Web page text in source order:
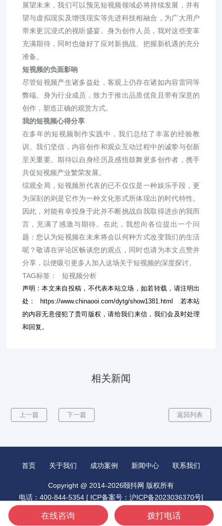
展望未来，我们可以预见短视频领域必将持续发展，并有
望与虚拟现实及增强现实等先进科技相融合，为广大用户
带来更沉浸式的视听盛宴。身为创作人员，我对这些变革
充满期待，同时也做好了应对新挑战、把握新机遇的充分
准备。
短视频的负面影响
尽管短视频产生诸多益处，客观上仍存在诸如内容雷同等
弊端。身为行业成员，致力于推出品质优良且带有深意的
创作，塑造正确的观赏方式。
我的短视频心得分享
在多年的短视频制作实践中，我们总结了丰富的经验教
训。我们坚信，内容创作和观众互动过程中的诚挚与创新
至关重要。期待以自身经历及感悟鼓舞更多创作者，携手
共促短视频产业繁荣发展。
综观全局，短视频所代表的已不仅仅是一种娱乐手段，更
为深刻的则是它作为一种文化形式所体现出的时代特性。
因此，对能有幸投身于此并不断挑战自我取得进步的我而
言，充满了感激与期待。在此，我想向各位提出一个问
题：您认为短视频在未来将会以何种方式改变我们的生活
呢？敬请在评论区畅谈您的观点，同时也请为本文点赞并
分享，以便吸引更多人加入这场关于短视频的深度探讨。
TAG标签：
短视频分析
声明：本文来自投稿，不代表本站立场，如若转载，请注明出
处：
https://www.chinaooi.com/dytg/show1381.html
若本站
的内容无意侵犯了贵司版权，请给我们来信，我们会及时处理
和回复。
相关新闻
上一篇 下一篇 返回列表
首页 关于我们 成功案例 新闻中心 联系我们
Copyright @ 2014-2026颐抖网 版权所有
电话：400-844-5354 [ ICP备案号：沪ICP备2023036370号]
昆山抖音推广 北京抖音推广
在线咨询 拨打电话